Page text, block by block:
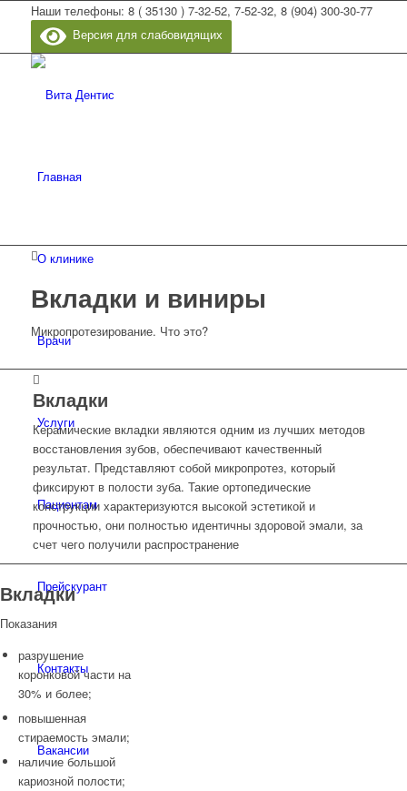
Наши телефоны: 8 ( 35130 ) 7-32-52, 7-52-32, 8 (904) 300-30-77
Версия для слабовидящих
Главная
О клинике
Врачи
Услуги
Пациентам
Прейскурант
Контакты
Вакансии
Вкладки и виниры
Микропротезирование. Что это?
Вкладки
Керамические вкладки являются одним из лучших методов
восстановления зубов, обеспечивают качественный
результат. Представляют собой микропротез, который
фиксируют в полости зуба. Такие ортопедические
конструкции характеризуются высокой эстетикой и
прочностью, они полностью идентичны здоровой эмали, за
счет чего получили распространение
Вкладки
Показания
разрушение
коронковой части на
30% и более;
повышенная
стираемость эмали;
наличие большой
кариозной полости;